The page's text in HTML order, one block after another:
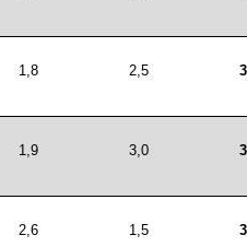
1,8 2,5
1,9 3,0
2,6 1,5